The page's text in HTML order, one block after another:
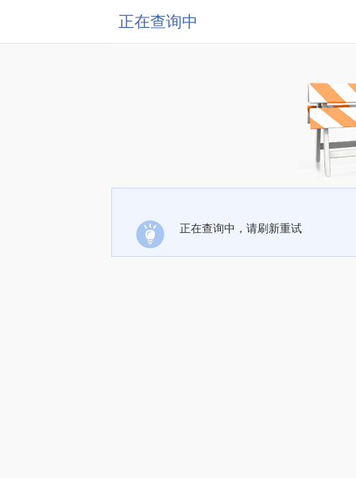
正在查询中
正在查询中，请刷新重试